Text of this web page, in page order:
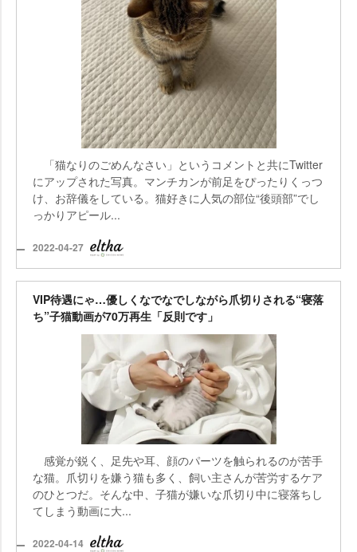
「猫なりのごめんなさい」というコメントと共にTwitter
にアップされた写真。マンチカンが前足をぴったりくっつ
け、お辞儀をしている。猫好きに人気の部位“後頭部”でし
っかりアピール...
2022-04-27
VIP待遇にゃ…優しくなでなでしながら爪切りされる“寝落
ち”子猫動画が70万再生「反則です」
感覚が鋭く、足先や耳、顔のパーツを触られるのが苦手
な猫。爪切りを嫌う猫も多く、飼い主さんが苦労するケア
のひとつだ。そんな中、子猫が嫌いな爪切り中に寝落ちし
てしまう動画に大...
2022-04-14